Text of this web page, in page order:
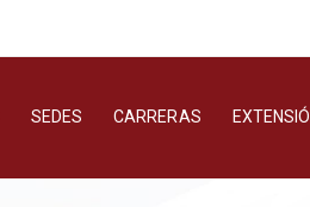
SEDES CARRERAS